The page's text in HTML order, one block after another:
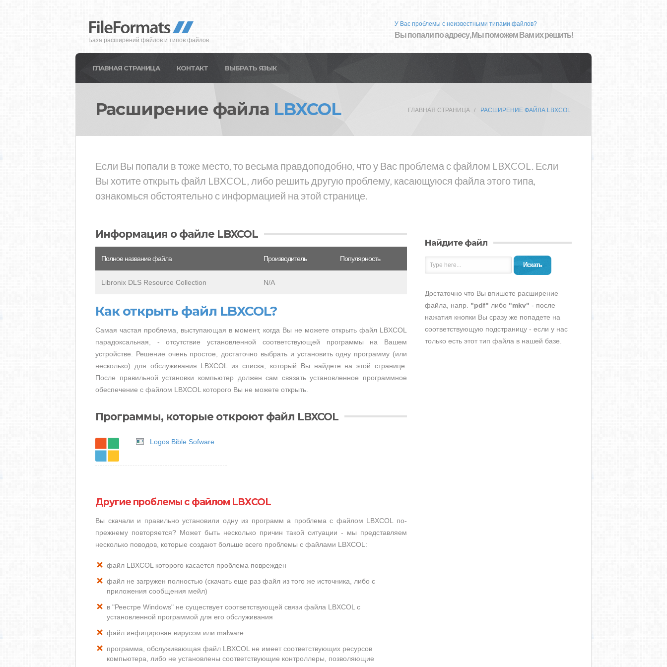
База расширений файлов и типов файлов
У Вас проблемы с неизвестными типами файлов?
Вы попали по адресу, Мы поможем Вам их решить!
ГЛАВНАЯ СТРАНИЦА КОНТАКТ ВЫБРАТЬ ЯЗЫК
Расширение файла LBXCOL ГЛАВНАЯ СТРАНИЦА РАСШИРЕНИЕ ФАЙЛА LBXCOL
Если Вы попали в тоже место, то весьма правдоподобно, что у Вас проблема с файлом LBXCOL. Если
Вы хотите открыть файл LBXCOL, либо решить другую проблему, касающуюся файла этого типа,
ознакомься обстоятельно с информацией на этой странице.
Информация о файле LBXCOL
Полное название файла Производитель Популярность
Libronix DLS Resource Collection N/A
Как открыть файл LBXCOL?
Самая частая проблема, выступающая в момент, когда Вы не можете открыть файл LBXCOL
парадоксальная, - отсутствие установленной соответствующей программы на Вашем
устройстве. Решение очень простое, достаточно выбрать и установить одну программу (или
несколько) для обслуживания LBXCOL из списка, который Вы найдете на этой странице.
После правильной установки компьютер должен сам связать установленное программное
обеспечение с файлом LBXCOL которого Вы не можете открыть.
Программы, которые откроют файл LBXCOL
Logos Bible Sofware
Другие проблемы с файлом LBXCOL
Вы скачали и правильно установили одну из программ а проблема с файлом LBXCOL по-
прежнему повторяется? Может быть несколько причин такой ситуации - мы представляем
несколько поводов, которые создают больше всего проблемы с файлами LBXCOL:
файл LBXCOL которого касается проблема поврежден
файл не загружен полностью (скачать еще раз файл из того же источника, либо с
приложения сообщения мейл)
в "Реестре Windows" не существует соответствующей связи файла LBXCOL с
установленной программой для его обслуживания
файл инфицирован вирусом или malware
программа, обслуживающая файл LBXCOL не имеет соответствующих ресурсов
компьютера, либо не установлены соответствующие контроллеры, позволяющие
Найдите файл
Искать
Достаточно что Вы впишете расширение
файла, напр. "pdf" либо "mkv" - после
нажатия кнопки Вы сразу же попадете на
соответствующую подстраницу - если у нас
только есть этот тип файла в нашей базе.